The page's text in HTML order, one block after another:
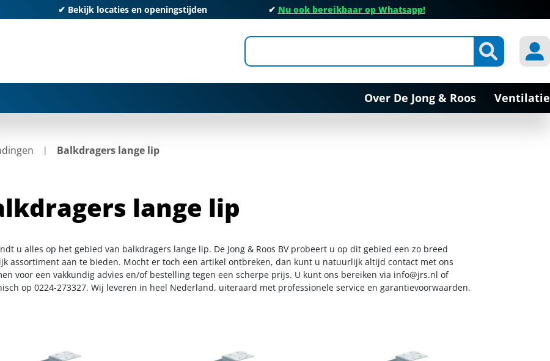
✔ Bekijk locaties en openingstijden ✔ Nu ook bereikbaar op Whatsapp!
Over De Jong & Roos Ventilatie
Balkdragers lange lip
lange lip
u alles op het gebied van balkdragers lange lip. De Jong & Roos BV probeert u op dit gebied een zo breed
assortiment aan te bieden. Mocht er toch een artikel ontbreken, dan kunt u natuurlijk altijd contact met ons
voor een vakkundig advies en/of bestelling tegen een scherpe prijs. U kunt ons bereiken via info@jrs.nl of
op 0224-273327. Wij leveren in heel Nederland, uiteraard met professionele service en garantievoorwaarden.